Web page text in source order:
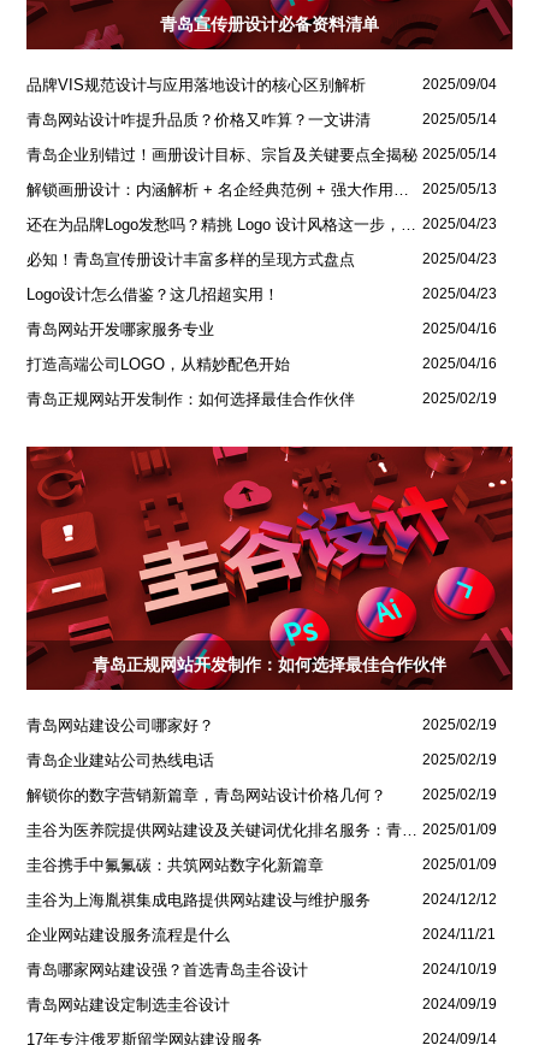
青岛宣传册设计必备资料清单
品牌VIS规范设计与应用落地设计的核心区别解析 2025/09/04
青岛网站设计咋提升品质？价格又咋算？一文讲清 2025/05/14
青岛企业别错过！画册设计目标、宗旨及关键要点全揭秘 2025/05/14
解锁画册设计：内涵解析 + 名企经典范例 + 强大作用全揭秘 2025/05/13
还在为品牌Logo发愁吗？精挑 Logo 设计风格这一步，轻松铸就独属于你的品牌魅力 2025/04/23
必知！青岛宣传册设计丰富多样的呈现方式盘点 2025/04/23
Logo设计怎么借鉴？这几招超实用！ 2025/04/23
青岛网站开发哪家服务专业 2025/04/16
打造高端公司LOGO，从精妙配色开始 2025/04/16
青岛正规网站开发制作：如何选择最佳合作伙伴 2025/02/19
青岛正规网站开发制作：如何选择最佳合作伙伴
青岛网站建设公司哪家好？ 2025/02/19
青岛企业建站公司热线电话 2025/02/19
解锁你的数字营销新篇章，青岛网站设计价格几何？ 2025/02/19
2025/01/09
圭谷携手中氟氟碳：共筑网站数字化新篇章 2025/01/09
圭谷为上海胤祺集成电路提供网站建设与维护服务 2024/12/12
企业网站建设服务流程是什么 2024/11/21
青岛哪家网站建设强？首选青岛圭谷设计 2024/10/19
青岛网站建设定制选圭谷设计 2024/09/19
17年专注俄罗斯留学网站建设服务 2024/09/14